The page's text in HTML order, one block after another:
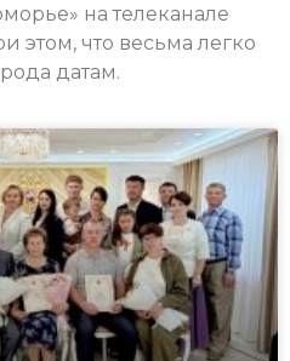
на телеканале
этом, что весьма легко
датам.